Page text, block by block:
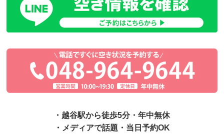
・越谷駅から徒歩5分・年中無休
・メディアで話題・当日予約OK